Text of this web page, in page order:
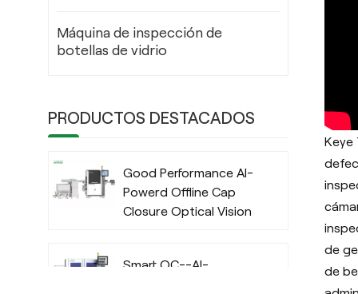
Keye
de
de
Máquina de inspección de
botellas de vidrio
PRODUCTOS DESTACADOS
Good Performance AI-
Powerd Offline Cap
Closure Optical Vision
Algorithm
Smart QC--AI-